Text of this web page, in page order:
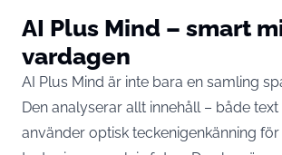
AI Plus Mind – smart
vardagen
AI Plus Mind är inte bara en samling
Den analyserar allt innehåll – både
använder optisk teckenigenkänning